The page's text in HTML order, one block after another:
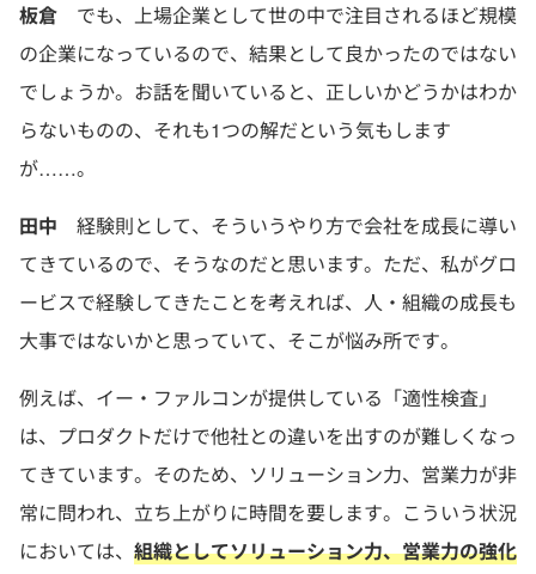
板倉 でも、上場企業として世の中で注目されるほど規模
の企業になっているので、結果として良かったのではない
でしょうか。お話を聞いていると、正しいかどうかはわか
らないものの、それも1つの解だという気もします
が……。
田中 経験則として、そういうやり方で会社を成長に導い
てきているので、そうなのだと思います。ただ、私がグロ
ービスで経験してきたことを考えれば、人・組織の成長も
大事ではないかと思っていて、そこが悩み所です。
例えば、イー・ファルコンが提供している「適性検査」
は、プロダクトだけで他社との違いを出すのが難しくなっ
てきています。そのため、ソリューション力、営業力が非
常に問われ、立ち上がりに時間を要します。こういう状況
においては、 組織としてソリューション力、営業力の強化